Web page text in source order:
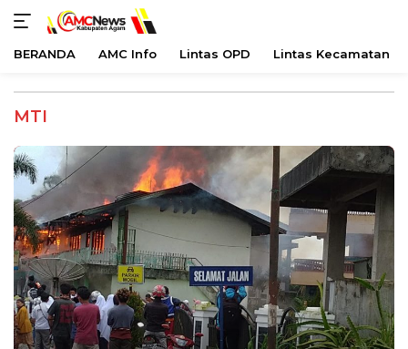
konten
BERANDA AMC Info Lintas OPD Lintas Kecamatan
MTI